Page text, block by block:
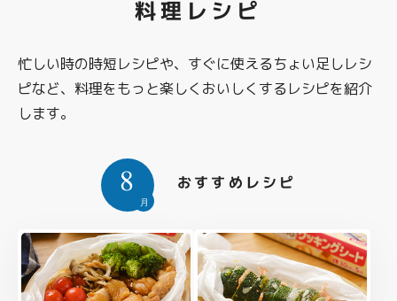
料理レシピ
忙しい時の時短レシピや、すぐに使えるちょい足しレシ
ピなど、料理をもっと楽しくおいしくするレシピを紹介
します。
8
月
おすすめレシピ